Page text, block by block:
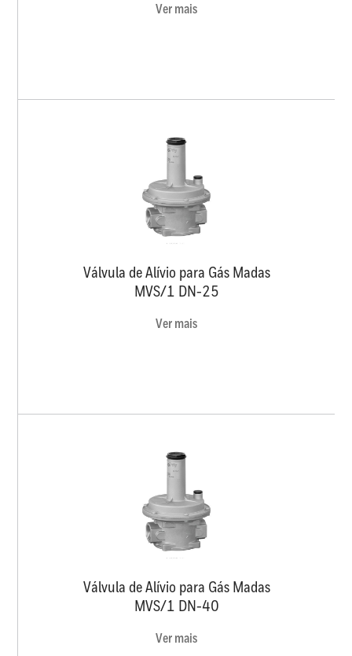
Ver mais
Válvula de Alívio para Gás Madas
MVS/1 DN-25
Ver mais
Válvula de Alívio para Gás Madas
MVS/1 DN-40
Ver mais